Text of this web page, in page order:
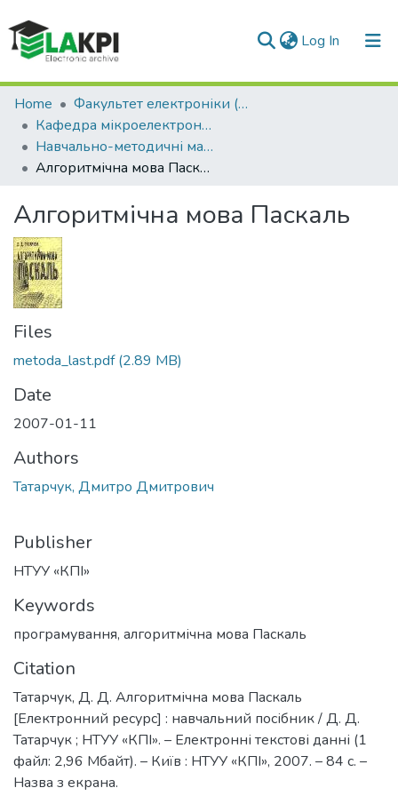
Log In (current)
Communities & Collections
All of DSpace
Statistics
Home
Факультет електроніки (ФЕЛ)
Кафедра мікроелектроніки (МЕ)
Навчально-методичні матеріали (МЕ)
Алгоритмічна мова Паскаль
Алгоритмічна мова Паскаль
Files
metoda_last.pdf(2.89 MB)
Date
2007-01-11
Authors
Татарчук, Дмитро Дмитрович
Publisher
НТУУ «КПІ»
Keywords
програмування, алгоритмічна мова Паскаль
Citation
Татарчук, Д. Д. Алгоритмічна мова Паскаль
[Електронний ресурс] : навчальний посібник / Д. Д.
Татарчук ; НТУУ «КПІ». – Електронні текстові данні (1
файл: 2,96 Мбайт). – Київ : НТУУ «КПІ», 2007. – 84 с. –
Назва з екрана.